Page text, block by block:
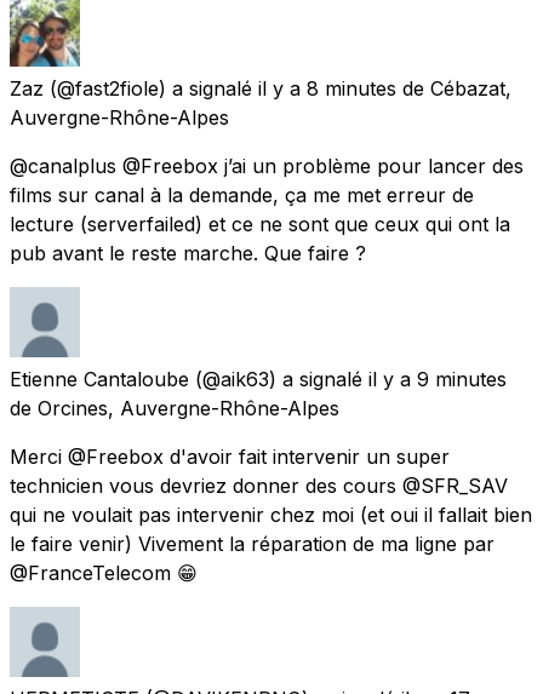
Zaz (@fast2fiole) a signalé il y a 8 minutes de Cébazat,
Auvergne-Rhône-Alpes
@canalplus @Freebox j’ai un problème pour lancer des
films sur canal à la demande, ça me met erreur de
lecture (serverfailed) et ce ne sont que ceux qui ont la
pub avant le reste marche. Que faire ?
Etienne Cantaloube (@aik63) a signalé il y a 9 minutes
de Orcines, Auvergne-Rhône-Alpes
Merci @Freebox d'avoir fait intervenir un super
technicien vous devriez donner des cours @SFR_SAV
qui ne voulait pas intervenir chez moi (et oui il fallait bien
le faire venir) Vivement la réparation de ma ligne par
@FranceTelecom 😁